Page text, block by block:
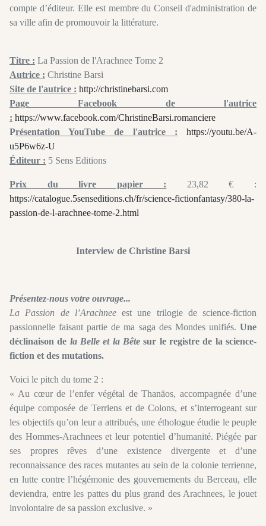
compte d’éditeur. Elle est membre du Conseil d'administration de
sa ville afin de promouvoir la littérature.
Titre : La Passion de l'Arachnee Tome 2
Autrice : Christine Barsi
Site de l'autrice : http://christinebarsi.com
Page Facebook de l'autrice
: https://www.facebook.com/ChristineBarsi.romanciere
Présentation YouTube de l'autrice :
https://youtu.be/A-
u5P6w6z-U
Éditeur : 5 Sens Editions
Prix du livre papier : 23,82 € :
https://catalogue.5senseditions.ch/fr/science-fictionfantasy/380-la-
passion-de-l-arachnee-tome-2.html
Interview de Christine Barsi
Présentez-nous votre ouvrage...
La Passion de l’Arachneeest une trilogie de science-fiction
passionnelle faisant partie de ma saga des Mondes unifiés. Une
déclinaison de la Belle et la Bête sur le registre de la science-
fiction et des mutations.
Voici le pitch du tome 2 :
« Au cœur de l’enfer végétal de Thanäos, accompagnée d’une
équipe composée de Terriens et de Colons, et s’interrogeant sur
les objectifs qu’on leur a attribués, une éthologue étudie le peuple
des Hommes-Arachnees et leur potentiel d’humanité. Piégée par
ses propres rêves d’une existence divergente et d’une
reconnaissance des races mutantes au sein de la colonie terrienne,
en lutte contre l’hégémonie des gouvernements du Berceau, elle
deviendra, entre les pattes du plus grand des Arachnees, le jouet
involontaire de sa passion exclusive. »